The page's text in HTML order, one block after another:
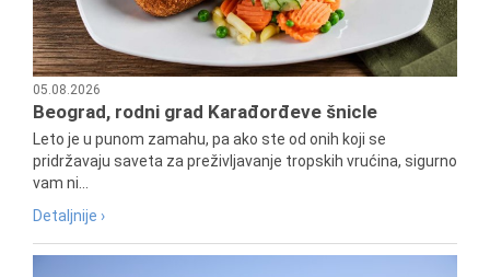
05.08.2026
Beograd, rodni grad Karađorđeve šnicle
Leto je u punom zamahu, pa ako ste od onih koji se
pridržavaju saveta za preživljavanje tropskih vrućina, sigurno
vam ni...
Detaljnije ›